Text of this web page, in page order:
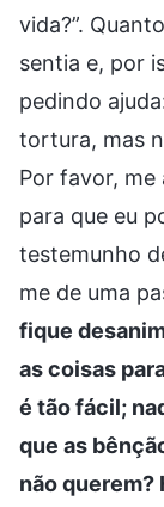
vida?”.
sentia e, por
pedindo
tortura, mas
Por favor, me
para que eu
testemunho
me de uma
fique
as coisas
é tão fácil;
que as
não querem?